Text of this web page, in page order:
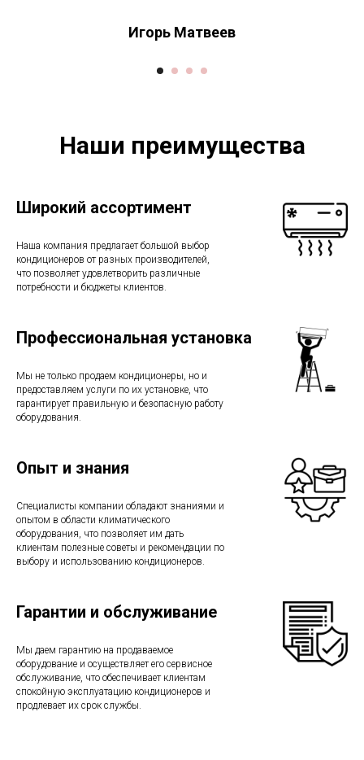
Игорь Матвеев
Наши преимущества
Широкий ассортимент
Наша компания предлагает большой выбор
кондиционеров от разных производителей,
что позволяет удовлетворить различные
потребности и бюджеты клиентов.
Профессиональная установка
Мы не только продаем кондиционеры, но и
предоставляем услуги по их установке, что
гарантирует правильную и безопасную работу
оборудования.
Опыт и знания
Специалисты компании обладают знаниями и
опытом в области климатического
оборудования, что позволяет им дать
клиентам полезные советы и рекомендации по
выбору и использованию кондиционеров.
Гарантии и обслуживание
Мы даем гарантию на продаваемое
оборудование и осуществляет его сервисное
обслуживание, что обеспечивает клиентам
спокойную эксплуатацию кондиционеров и
продлевает их срок службы.